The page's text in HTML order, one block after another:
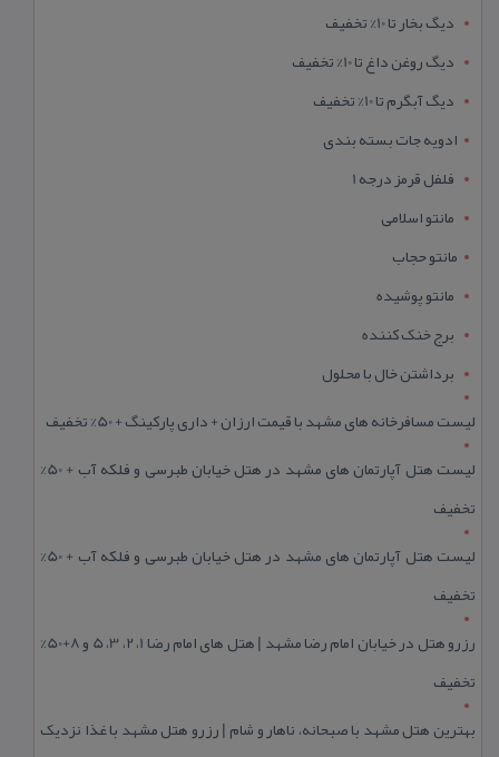
دیگ بخار تا 10% تخفیف
دیگ روغن داغ تا 10% تخفیف
دیگ آبگرم تا 10% تخفیف
ادویه جات بسته بندی
فلفل قرمز درجه 1
مانتو اسلامی
مانتو حجاب
مانتو پوشیده
برج خنک کننده
برداشتن خال با محلول
لیست مسافرخانه های مشهد با قیمت ارزان + داری پارکینگ + 50% تخفیف
لیست هتل آپارتمان های مشهد در هتل خیابان طبرسی و فلکه آب + 50%
تخفیف
لیست هتل آپارتمان های مشهد در هتل خیابان طبرسی و فلکه آب + 50%
تخفیف
رزرو هتل در خیابان امام رضا مشهد | هتل‌ های امام رضا 1، 2، 3، 5 و 8+50%
تخفیف
بهترین هتل مشهد با صبحانه، ناهار و شام | رزرو هتل مشهد با غذا نزدیک